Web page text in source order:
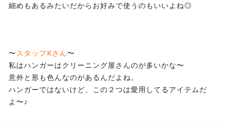
細めもあるみたいだからお好みで使うのもいいよね◎
〜スタッフKさん〜
私はハンガーはクリーニング屋さんのが多いかな〜
意外と形も色んなのがあるんだよね。
ハンガーではないけど、この２つは愛用してるアイテムだ
よ〜♪